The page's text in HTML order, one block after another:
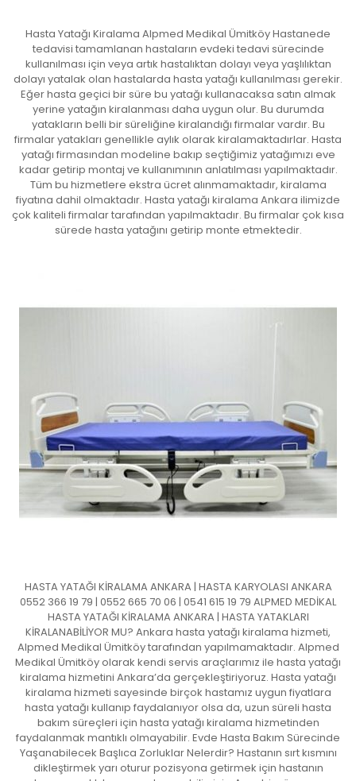
Hasta Yatağı Kiralama Alpmed Medikal Ümitköy Hastanede
tedavisi tamamlanan hastaların evdeki tedavi sürecinde
kullanılması için veya artık hastalıktan dolayı veya yaşlılıktan
dolayı yatalak olan hastalarda hasta yatağı kullanılması gerekir.
Eğer hasta geçici bir süre bu yatağı kullanacaksa satın almak
yerine yatağın kiralanması daha uygun olur. Bu durumda
yatakların belli bir süreliğine kiralandığı firmalar vardır. Bu
firmalar yatakları genellikle aylık olarak kiralamaktadırlar. Hasta
yatağı firmasından modeline bakıp seçtiğimiz yatağımızı eve
kadar getirip montaj ve kullanımının anlatılması yapılmaktadır.
Tüm bu hizmetlere ekstra ücret alınmamaktadır, kiralama
fiyatına dahil olmaktadır. Hasta yatağı kiralama Ankara ilimizde
çok kaliteli firmalar tarafından yapılmaktadır. Bu firmalar çok kısa
sürede hasta yatağını getirip monte etmektedir.
HASTA YATAĞI KİRALAMA ANKARA | HASTA KARYOLASI ANKARA
0552 366 19 79 | 0552 665 70 06 | 0541 615 19 79 ALPMED MEDİKAL
HASTA YATAĞI KİRALAMA ANKARA | HASTA YATAKLARI
KİRALANABİLİYOR MU? Ankara hasta yatağı kiralama hizmeti,
Alpmed Medikal Ümitköy tarafından yapılmamaktadır. Alpmed
Medikal Ümitköy olarak kendi servis araçlarımız ile hasta yatağı
kiralama hizmetini Ankara’da gerçekleştiriyoruz. Hasta yatağı
kiralama hizmeti sayesinde birçok hastamız uygun fiyatlara
hasta yatağı kullanıp faydalanıyor olsa da, uzun süreli hasta
bakım süreçleri için hasta yatağı kiralama hizmetinden
faydalanmak mantıklı olmayabilir. Evde Hasta Bakım Sürecinde
Yaşanabilecek Başlıca Zorluklar Nelerdir? Hastanın sırt kısmını
dikleştirmek yarı oturur pozisyona getirmek için hastanın